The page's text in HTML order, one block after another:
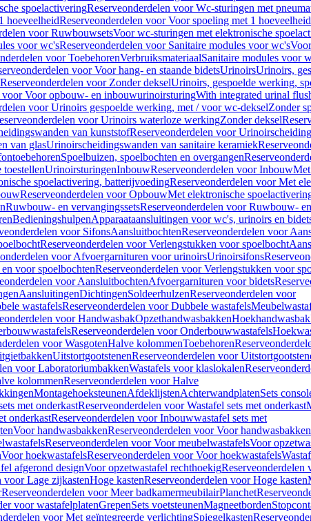
spoelactiveringReserveonderdelen voor Wc-sturingen met
hoeveelheidReserveonderdelen voor Voor spoeling met 1 hoeveelheid
voor RuwbouwsetsVoor wc-sturingen met elektronische
voor wc'sReserveonderdelen voor Sanitaire modules voor wc's
voor ToebehorenVerbruiksmateriaalSanitaire modules voor
voor Voor hang- en staande bidetsUrinoirsUrinoirs,
Reserveonderdelen voor Zonder dekselUrinoirs, gespoelde werking,
voor Voor opbouw- en inbouwurinoirsturingWith integrated urinal
voor Urinoirs gespoelde werking, met / voor wc-dekselZonder
voor Urinoirs waterloze werkingZonder deksel
van kunststofReserveonderdelen voor
van glasUrinoirscheidingswanden van sanitaire keramiek
Spoelbuizen, spoelbochten en overgangen
UrinoirsturingenInbouwReserveonderdelen voor Inbouw
spoelactivering, batterijvoedingReserveonderdelen voor Met
Reserveonderdelen voor OpbouwMet elektronische
Ruwbouw- en vervangingssetsReserveonderdelen voor Ruwbouw-
BedieningshulpenApparaataansluitingen voor wc's, urinoirs en
voor SifonsAansluitbochtenReserveonderdelen voor
Reserveonderdelen voor Verlengstukken voor spoelbocht
voor Afvoergarnituren voor urinoirsUrinoirsifons
voor spoelbochtenReserveonderdelen voor Verlengstukken voor
voor AansluitbochtenAfvoergarnituren voor bidets
AansluitingenDichtingenSoldeerhulzenReserveonderdelen voor
wastafelsReserveonderdelen voor Dubbele wastafels
voor HandwasbakOpzethandwasbakken
Reserveonderdelen voor Onderbouwwastafels
voor WasgotenHalve kolommenToebehoren
UitstortgootstenenReserveonderdelen voor
voor LaboratoriumbakkenWastafels voor klaslokalen
kolommenReserveonderdelen voor Halve
MontagehoeksteunenAfdeklijstenAchterwandplatenSets
met onderkastReserveonderdelen voor Wastafel sets met onderkast
onderkastReserveonderdelen voor Inbouwwastafel sets met
Voor handwasbakkenReserveonderdelen voor Voor handwasbakken
Reserveonderdelen voor Voor meubelwastafelsVoor
Voor hoekwastafelsReserveonderdelen voor Voor hoekwastafels
afgerond designVoor opzetwastafel rechthoekigReserveonderdelen
voor Lage zijkastenHoge kastenReserveonderdelen voor Hoge kasten
Reserveonderdelen voor Meer badkamermeubilairPlanchet
voor wastafelplatenGrepenSets voetsteunenMagneetborden
voor Met geïntegreerde verlichtingSpiegelkasten